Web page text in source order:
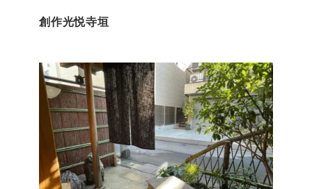
創作光悦寺垣